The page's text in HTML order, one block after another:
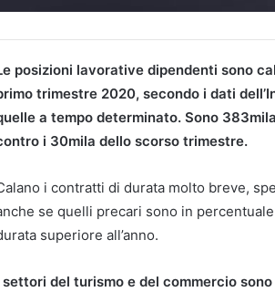
posizioni lavorative dipendenti sono
trimestre 2020, secondo i dati
a tempo determinato. Sono
i 30mila dello scorso trimestre.
i contratti di durata molto breve,
se quelli precari sono in
superiore all’anno.
settori del turismo e del commercio